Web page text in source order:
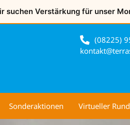
suchen Verstärkung für unser
(08225)
Sonderaktionen Virtueller